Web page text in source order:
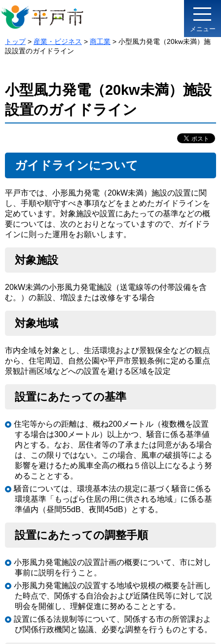
メニュー
トップ> 産業・ビジネス > 商工業 > 小型風力発電（20kw未満）施
設設置のガイドライン
小型風力発電（20kw未満）施設
設置のガイドライン
ガイドラインについて
平戸市では、小形風力発電（20kW未満）施設の設置に関
し、手順や順守すべき事項などをまとめたガイドラインを
定めています。対象施設や設置にあたっての基準などの概
要については、次のとおりとなっていますので、ガイドラ
インに則った運用をお願いします。
対象施設
20kW未満の小形風力発電施設（送電線等の付帯設備を含
む。）の新設、増設または改修をする場合
対象地域
市内全域を対象とし、生活環境および景観保全などの観点
から、住宅周辺、自然公園や平戸市景観条例に定める重点
景観計画区域などへの設置を避ける区域を設定
設置にあたっての基準
住宅等からの距離は、概ね200メートル（複数機を設置
する場合は300メートル）以上かつ、騒音に係る基準値
内とする。なお、居住者等の了承または同意がある場合
は、この限りではない。この場合、風車の破損等による
影響を避けるため風車全高の概ね５倍以上になるよう努
めることとする。
騒音については、環境基本法の規定に基づく騒音に係る
環境基準「もっぱら住居の用に供される地域」に係る基
準値内（昼間55dB、夜間45dB）とする。
設置にあたっての調整手順
小形風力発電施設の設置計画の概要について、市に対し
事前に説明を行うこと。
小形風力発電施設の設置する地域や規模の概要を計画し
た時点で、関係する自治会および近隣住民等に対して説
明会を開催し、理解促進に努めることとする。
設置に係る法規制等について、関係する市の所管課およ
び関係行政機関と協議、必要な調整を行うものとする。